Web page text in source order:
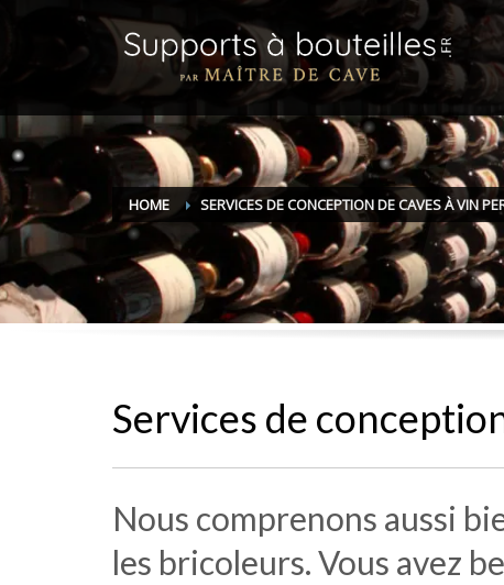
HOME SERVICES DE CONCEPTION DE CAVES À VIN
Services de
Nous comprenons aussi
les bricoleurs. Vous avez